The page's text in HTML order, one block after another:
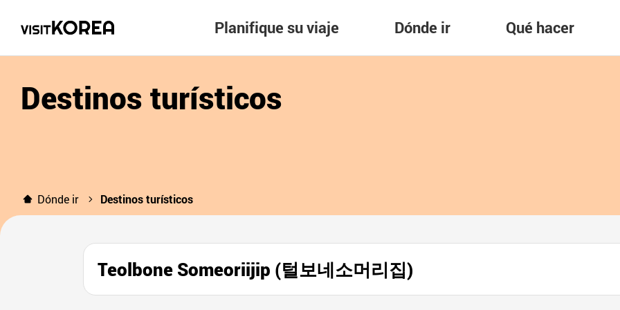
Planifique su viaje Dónde ir Qué hacer
Destinos turísticos
Dónde ir Destinos turísticos
Teolbone Someoriijip (털보네소머리집)